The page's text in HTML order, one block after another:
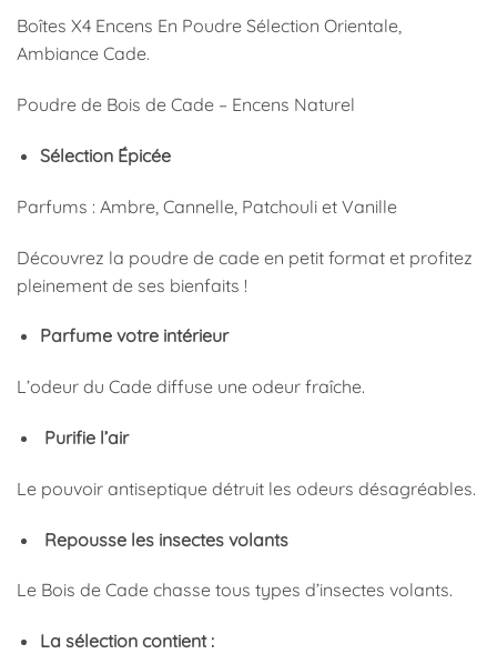
Boîtes X4 Encens En Poudre Sélection Orientale,
Ambiance Cade.
Poudre de Bois de Cade – Encens Naturel
Sélection Épicée
Parfums : Ambre, Cannelle, Patchouli et Vanille
Découvrez la poudre de cade en petit format et profitez
pleinement de ses bienfaits !
Parfume votre intérieur
L’odeur du Cade diffuse une odeur fraîche.
Purifie l’air
Le pouvoir antiseptique détruit les odeurs désagréables.
Repousse les insectes volants
Le Bois de Cade chasse tous types d’insectes volants.
La sélection contient :